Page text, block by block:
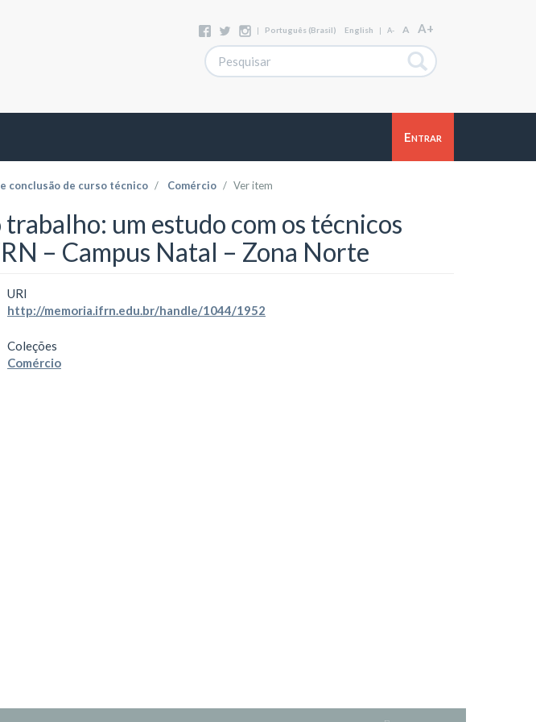
| Português (Brasil) English | A- A A+
Entrar
conclusão de curso técnico Comércio Ver item
um estudo com os técnicos
– Campus Natal – Zona Norte
URI
http://memoria.ifrn.edu.br/handle/1044/1952
Coleções
Comércio